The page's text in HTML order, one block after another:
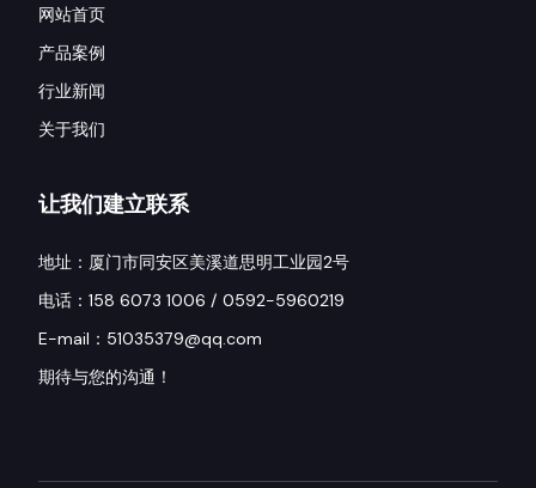
网站首页
产品案例
行业新闻
关于我们
让我们建立联系
地址：厦门市同安区美溪道思明工业园2号
电话：158 6073 1006 / 0592-5960219
E-mail：51035379@qq.com
期待与您的沟通！